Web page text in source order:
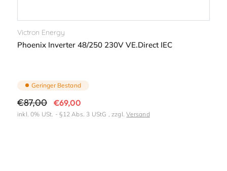
Victron Energy
Phoenix Inverter 48/250 230V VE.Direct IEC
Geringer Bestand
Normaler
Preis
€87,00 Verkaufspreis
€69,00
inkl. 0% USt. - §12 Abs. 3 UStG , zzgl.Versand